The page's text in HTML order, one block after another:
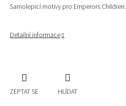
Samolepicí motivy pro Emperors Children.
Detailní informace
ZEPTAT SE HLÍDAT